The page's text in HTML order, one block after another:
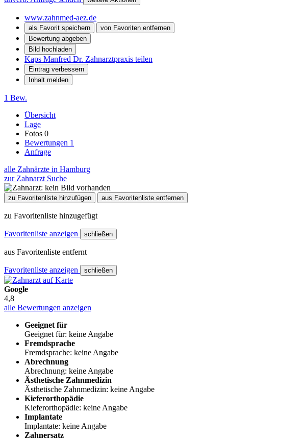
www.zahnmed-aez.de
als Favorit speichern
von Favoriten entfernen
Bewertung abgeben
Bild hochladen
Kaps Manfred Dr. Zahnarztpraxis teilen
Eintrag verbessern
Inhalt melden
1 Bew.
Übersicht
Lage
Fotos 0
Bewertungen 1
Anfrage
alle Zahnärzte in Hamburg
zur Zahnarzt Suche
zu Favoritenliste hinzufügen aus Favoritenliste entfernen
zu Favoritenliste hinzugefügt
Favoritenliste anzeigen schließen
aus Favoritenliste entfernt
Favoritenliste anzeigen schließen
Google
4,8
alle Bewertungen anzeigen
Geeignet für
Geeignet für: keine Angabe
Fremdsprache
Fremdsprache: keine Angabe
Abrechnung
Abrechnung: keine Angabe
Ästhetische Zahnmedizin
Ästhetische Zahnmedizin: keine Angabe
Kieferorthopädie
Kieferorthopädie: keine Angabe
Implantate
Implantate: keine Angabe
Zahnersatz